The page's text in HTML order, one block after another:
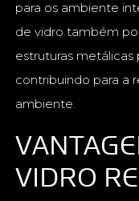
para os ambiente
de vidro também
estruturas metálicas
contribuindo para a
ambiente.
VIDRO